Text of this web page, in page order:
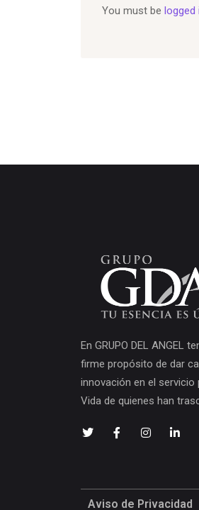
You must be logged
En GRUPO DEL ANGEL
firme propósito de dar
innovación en el servicio
Vida de quienes han
Aviso de Privacidad